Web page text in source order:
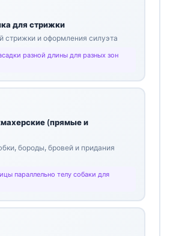
для стрижки
стрижки и оформления силуэта
разной длины для разных зон
(прямые и
бороды, бровей и придания
параллельно телу собаки для